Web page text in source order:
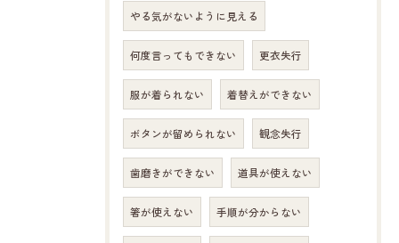
やる気がないように見える
何度言ってもできない 更衣失行
服が着られない 着替えができない
ボタンが留められない 観念失行
歯磨きができない 道具が使えない
箸が使えない 手順が分からない